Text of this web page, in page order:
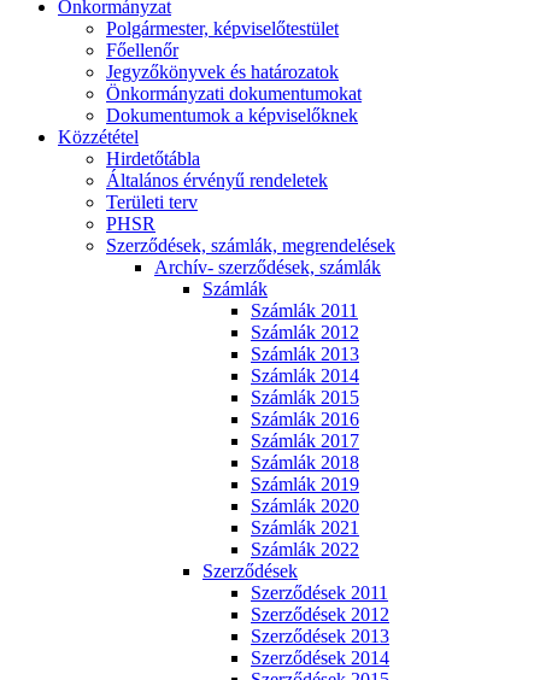
Önkormányzat
Polgármester, képviselőtestület
Főellenőr
Jegyzőkönyvek és határozatok
Önkormányzati dokumentumokat
Dokumentumok a képviselőknek
Közzététel
Hirdetőtábla
Általános érvényű rendeletek
Területi terv
PHSR
Szerződések, számlák, megrendelések
Archív- szerződések, számlák
Számlák
Számlák 2011
Számlák 2012
Számlák 2013
Számlák 2014
Számlák 2015
Számlák 2016
Számlák 2017
Számlák 2018
Számlák 2019
Számlák 2020
Számlák 2021
Számlák 2022
Szerződések
Szerződések 2011
Szerződések 2012
Szerződések 2013
Szerződések 2014